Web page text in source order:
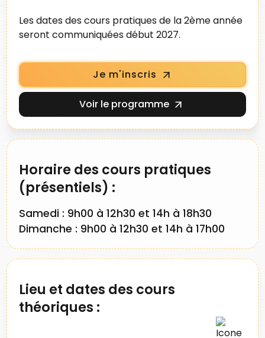
Les dates des cours pratiques de la 2ème année
seront communiquées début 2027.
Je m'inscris
Voir le programme
Horaire des cours pratiques
(présentiels) :
Samedi : 9h00 à 12h30 et 14h à 18h30
Dimanche : 9h00 à 12h30 et 14h à 17h00
Lieu et dates des cours
théoriques :